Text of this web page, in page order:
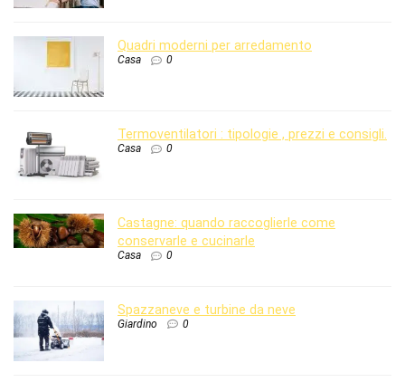
Quadri moderni per arredamento
Casa 0
Termoventilatori : tipologie , prezzi e consigli.
Casa 0
Castagne: quando raccoglierle come
conservarle e cucinarle
Casa 0
Spazzaneve e turbine da neve
Giardino 0